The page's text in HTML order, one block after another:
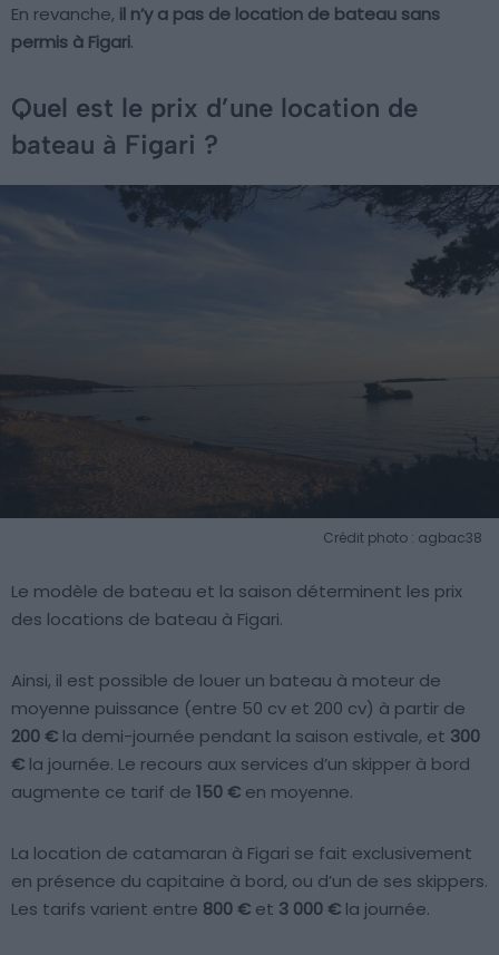
En revanche, il n’y a pas de location de bateau sans
permis à Figari.
Quel est le prix d’une location de
bateau à Figari ?
Crédit photo : agbac38
Le modèle de bateau et la saison déterminent les prix
des locations de bateau à Figari.
Ainsi, il est possible de louer un bateau à moteur de
moyenne puissance (entre 50 cv et 200 cv) à partir de
200 € la demi-journée pendant la saison estivale, et 300
€ la journée. Le recours aux services d’un skipper à bord
augmente ce tarif de 150 € en moyenne.
La location de catamaran à Figari se fait exclusivement
en présence du capitaine à bord, ou d’un de ses skippers.
Les tarifs varient entre 800 € et 3 000 € la journée.